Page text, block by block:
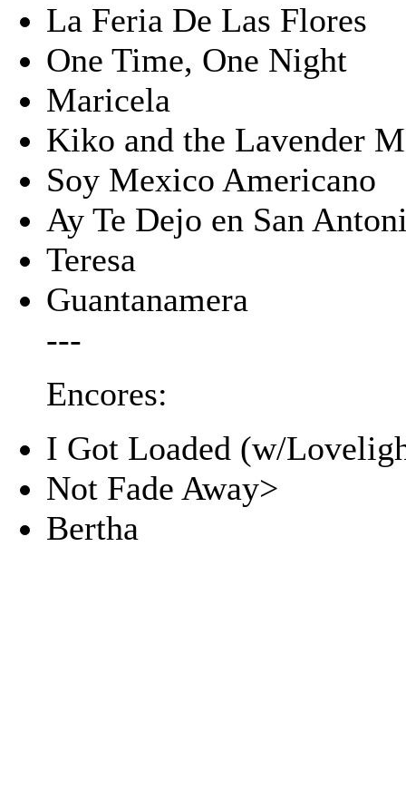
La Feria De Las Flores
One Time, One Night
Maricela
Kiko and the Lavender
Soy Mexico Americano
Ay Te Dejo en San
Teresa
Guantanamera
---
Encores:
I Got Loaded (w/
Not Fade Away>
Bertha